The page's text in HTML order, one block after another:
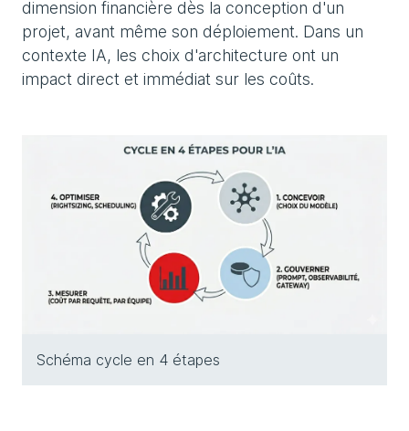
dimension financière dès la conception d'un
projet, avant même son déploiement. Dans un
contexte IA, les choix d'architecture ont un
impact direct et immédiat sur les coûts.
Schéma cycle en 4 étapes